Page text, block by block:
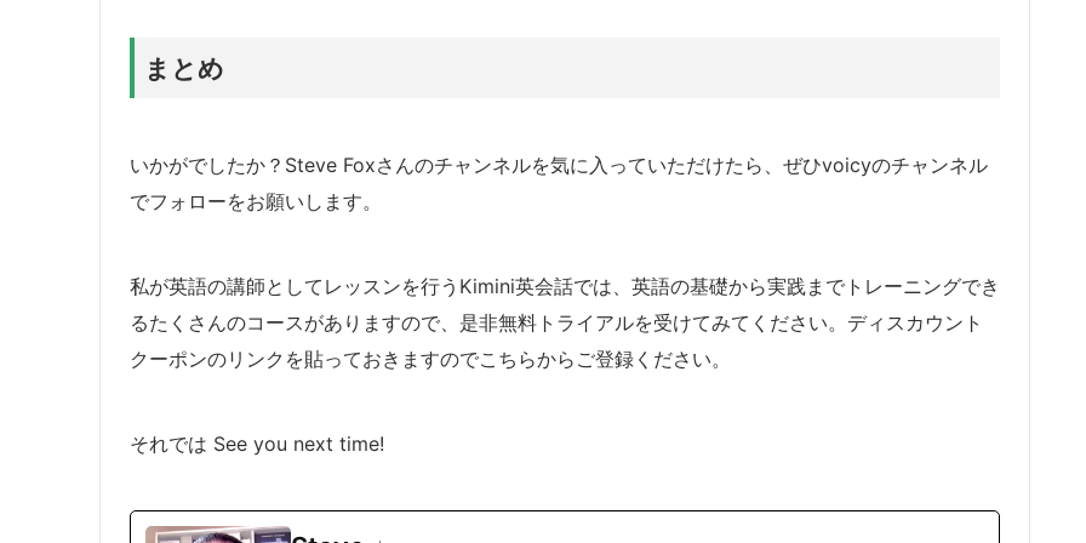
まとめ
いかがでしたか？Steve Foxさんのチャンネルを気に入っていただけたら、ぜひvoicyのチャンネル
でフォローをお願いします。
私が英語の講師としてレッスンを行うKimini英会話では、英語の基礎から実践までトレーニングでき
るたくさんのコースがありますので、是非無料トライアルを受けてみてください。ディスカウント
クーポンのリンクを貼っておきますのでこちらからご登録ください。
それでは See you next time!